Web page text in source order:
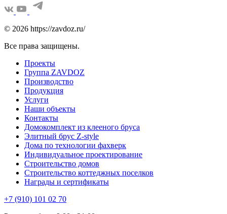
© 2026 https://zavdoz.ru/
Все права защищены.
Проекты
Группа ZAVDOZ
Производство
Продукция
Услуги
Наши объекты
Контакты
Домокомплект из клееного бруса
Элитный брус Z-style
Дома по технологии фахверк
Индивидуальное проектирование
Строительство домов
Строительство коттеджных поселков
Награды и сертификаты
+7 (910) 101 02 70